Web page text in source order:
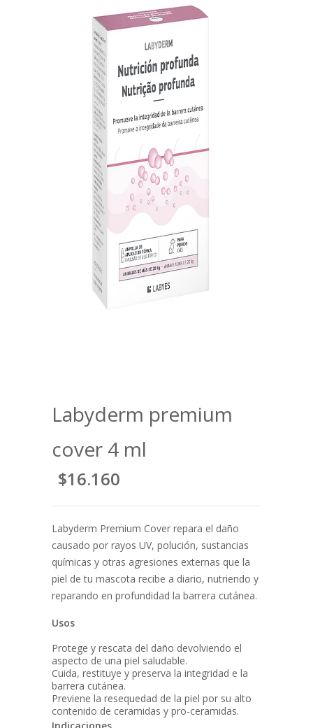
Labyderm premium
cover 4 ml
$16.160
Labyderm Premium Cover repara el daño
causado por rayos UV, polución, sustancias
químicas y otras agresiones externas que la
piel de tu mascota recibe a diario, nutriendo y
reparando en profundidad la barrera cutánea.
Usos
Protege y rescata del daño devolviendo el
aspecto de una piel saludable.
Cuida, restituye y preserva la integridad e la
barrera cutánea.
Previene la resequedad de la piel por su alto
contenido de ceramidas y pro-ceramidas.